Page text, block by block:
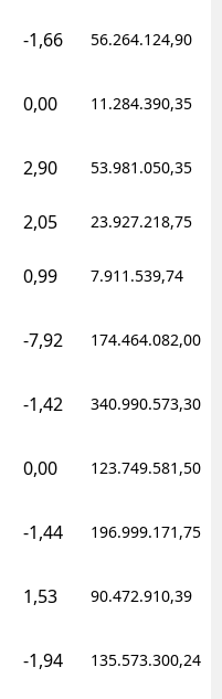
-1,66 56.264.124,90
0,00 11.284.390,35
2,90 53.981.050,35
2,05 23.927.218,75
0,99 7.911.539,74
-7,92 174.464.082,00
-1,42 340.990.573,30
0,00 123.749.581,50
-1,44 196.999.171,75
1,53 90.472.910,39
-1,94 135.573.300,24